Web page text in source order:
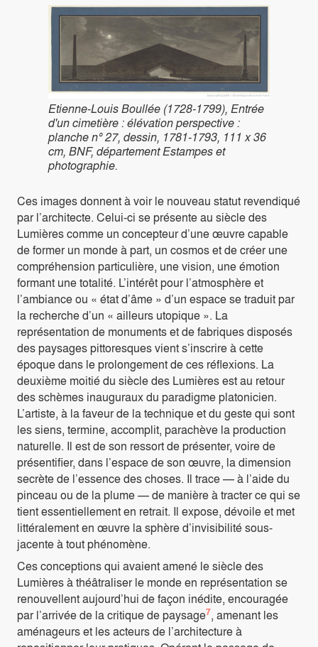
Etienne-Louis Boullée (1728-1799), Entrée
d'un cimetière : élévation perspective :
planche n° 27, dessin, 1781-1793, 111 x 36
cm, BNF, département Estampes et
photographie.
Ces images donnent à voir le nouveau statut revendiqué
par l’architecte. Celui-ci se présente au siècle des
Lumières comme un concepteur d’une œuvre capable
de former un monde à part, un cosmos et de créer une
compréhension particulière, une vision, une émotion
formant une totalité. L’intérêt pour l’atmosphère et
l’ambiance ou « état d’âme » d’un espace se traduit par
la recherche d’un « ailleurs utopique ». La
représentation de monuments et de fabriques disposés
des paysages pittoresques vient s’inscrire à cette
époque dans le prolongement de ces réflexions. La
deuxième moitié du siècle des Lumières est au retour
des schèmes inauguraux du paradigme platonicien.
L’artiste, à la faveur de la technique et du geste qui sont
les siens, termine, accomplit, parachève la production
naturelle. Il est de son ressort de présenter, voire de
présentifier, dans l’espace de son œuvre, la dimension
secrète de l’essence des choses. Il trace — à l’aide du
pinceau ou de la plume — de manière à tracter ce qui se
tient essentiellement en retrait. Il expose, dévoile et met
littéralement en œuvre la sphère d’invisibilité sous-
jacente à tout phénomène.
Ces conceptions qui avaient amené le siècle des
Lumières à théâtraliser le monde en représentation se
renouvellent aujourd’hui de façon inédite, encouragée
par l’arrivée de la critique de paysage7, amenant les
aménageurs et les acteurs de l’architecture à